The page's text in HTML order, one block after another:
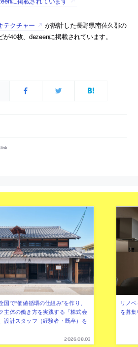
テクチャー
が設計した長野県南佐久郡の
が40枚、dezeenに掲載されています。
国で“価値循環の仕組み”を作り、
主体の働き方を実践する「株式会
設計スタッフ（経験者・既卒）を
2026.08.03
リノ
を募